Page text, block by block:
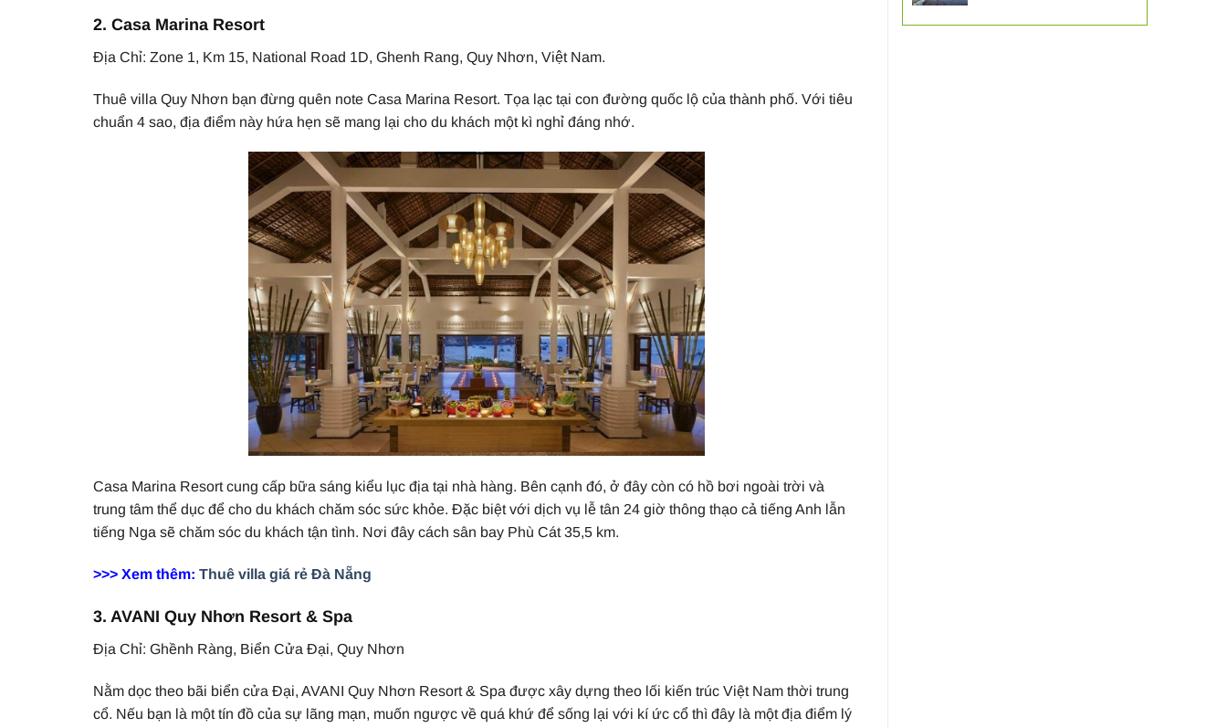
2. Casa Marina Resort
Địa Chỉ: Zone 1, Km 15, National Road 1D, Ghenh Rang, Quy Nhơn, Việt Nam.​​​​​​​
Thuê villa Quy Nhơn bạn đừng quên note Casa Marina Resort. Tọa lạc tại con đường quốc lộ của thành phố. Với tiêu
chuẩn 4 sao, địa điểm này hứa hẹn sẽ mang lại cho du khách một kì nghỉ đáng nhớ.
Casa Marina Resort cung cấp bữa sáng kiểu lục địa tại nhà hàng. Bên cạnh đó, ở đây còn có hồ bơi ngoài trời và
trung tâm thể dục để cho du khách chăm sóc sức khỏe. Đặc biệt với dịch vụ lễ tân 24 giờ thông thạo cả tiếng Anh lẫn
tiếng Nga sẽ chăm sóc du khách tận tình. Nơi đây cách sân bay Phù Cát 35,5 km.
>>> Xem thêm: Thuê villa giá rẻ Đà Nẵng
3. AVANI Quy Nhơn Resort & Spa
Địa Chỉ: Ghềnh Ràng, Biển Cửa Đại, Quy Nhơn
Nằm dọc theo bãi biển cửa Đại, AVANI Quy Nhơn Resort & Spa được xây dựng theo lối kiến trúc Việt Nam thời trung
cổ. Nếu bạn là một tín đồ của sự lãng mạn, muốn ngược về quá khứ để sống lại với kí ức cổ thì đây là một địa điểm lý